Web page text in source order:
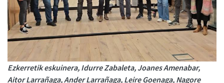
Ezkerretik eskuinera, Idurre Zabaleta, Joanes Amenabar,
Aitor Larrañaga, Ander Larrañaga, Leire Goenaga, Nagore